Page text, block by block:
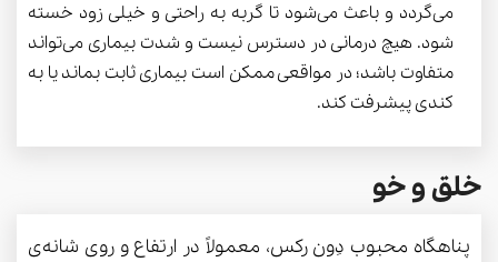
می‌گردد و باعث می‌شود تا گربه به راحتی و خیلی زود خسته
شود. هیچ درمانی در دسترس نیست و شدت بیماری می‌تواند
متفاوت باشد؛ در مواقعی ممکن است بیماری ثابت بماند یا به
کندی پیشرفت کند.
خلق و خو
پناهگاه محبوب دِون رکس، معمولاً در ارتفاع و روی شانه‌ی